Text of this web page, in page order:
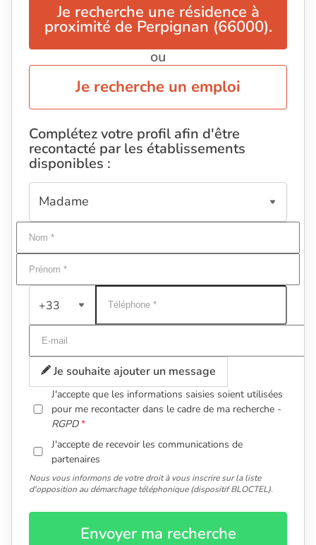
Je recherche une résidence à
proximité de Perpignan (66000).
ou
Je recherche un emploi
Complétez votre profil afin d'être
recontacté par les établissements
disponibles :
+33
Je souhaite ajouter un message
J'accepte que les informations saisies soient utilisées
pour me recontacter dans le cadre de ma recherche -
RGPD
J'accepte de recevoir les communications de
partenaires
Nous vous informons de votre droit à vous inscrire sur la liste
d'opposition au démarchage téléphonique (dispositif BLOCTEL).
Envoyer ma recherche